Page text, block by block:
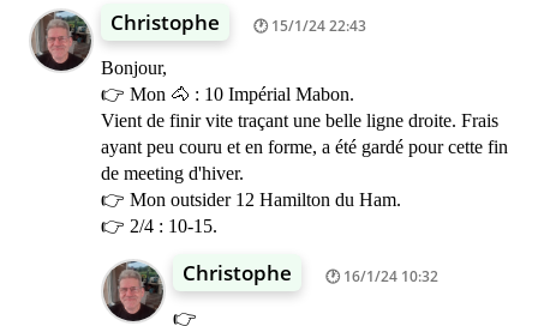
Christophe 15/1/24 22:43
Bonjour,
👉 Mon 🐴 : 10 Impérial Mabon.
Vient de finir vite traçant une belle ligne droite. Frais
ayant peu couru et en forme, a été gardé pour cette fin
de meeting d'hiver.
👉 Mon outsider 12 Hamilton du Ham.
👉 2/4 : 10-15.
Christophe 16/1/24 10:32
👉